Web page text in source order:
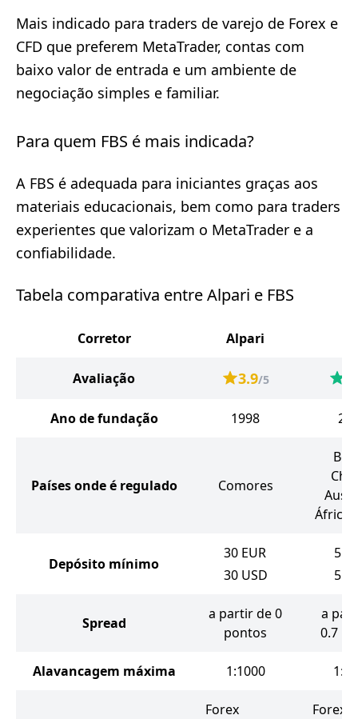
Mais indicado para traders de varejo de Forex e
CFD que preferem MetaTrader, contas com
baixo valor de entrada e um ambiente de
negociação simples e familiar.
Para quem FBS é mais indicada?
A FBS é adequada para iniciantes graças aos
materiais educacionais, bem como para traders
experientes que valorizam o MetaTrader e a
confiabilidade.
Tabela comparativa entre Alpari e FBS
Corretor Alpari
Avaliação 3.9/5
Ano de fundação 1998
Países onde é regulado Comores
África
Depósito mínimo
30 EUR
30 USD
5
5
Spread
a partir de 0
pontos
a
0.7
Alavancagem máxima 1:1000
Forex
Forex